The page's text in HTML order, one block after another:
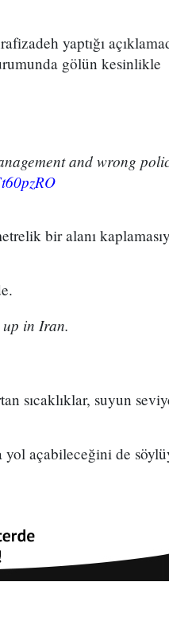
yaptığı
gölün kesinlikle
and wrong
bir alanı
in Iran.
sıcaklıklar, suyun
yol açabileceğini de